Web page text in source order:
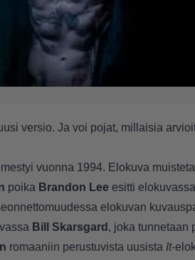
versio. Ja voi pojat, millaisia
vuonna 1994. Elokuva
poika Brandon Lee esitti
elokuvan
Bill Skarsgard , joka tunnetaan
romaaniin perustuvista uusista It-